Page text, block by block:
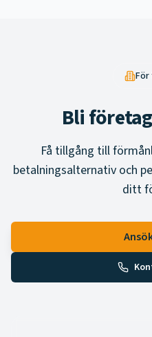
Bli
Få tillgång till
betalningsalternativ och
ditt